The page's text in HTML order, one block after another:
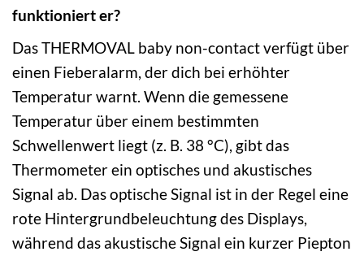
funktioniert er?
Das THERMOVAL baby non-contact verfügt über
einen Fieberalarm, der dich bei erhöhter
Temperatur warnt. Wenn die gemessene
Temperatur über einem bestimmten
Schwellenwert liegt (z. B. 38 °C), gibt das
Thermometer ein optisches und akustisches
Signal ab. Das optische Signal ist in der Regel eine
rote Hintergrundbeleuchtung des Displays,
während das akustische Signal ein kurzer Piepton